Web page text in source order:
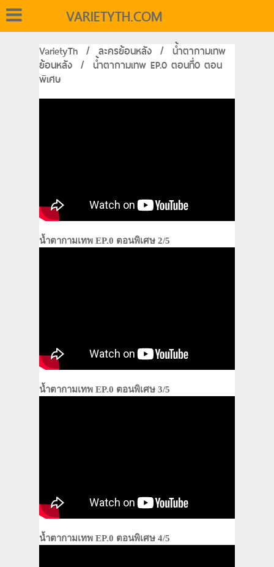
VARIETYTH.COM
VarietyTh / ละครย้อนหลัง / น้ำตากามเทพ
ย้อนหลัง / น้ำตากามเทพ EP.0 ตอนที่0 ตอน
พิเศษ
น้ำตากามเทพ EP.0 ตอนพิเศษ 2/5
น้ำตากามเทพ EP.0 ตอนพิเศษ 3/5
น้ำตากามเทพ EP.0 ตอนพิเศษ 4/5